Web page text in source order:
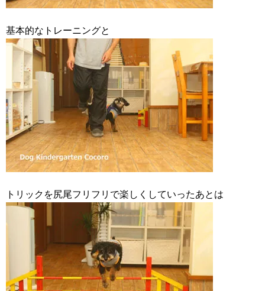
基本的なトレーニングと
トリックを尻尾フリフリで楽しくしていったあとは